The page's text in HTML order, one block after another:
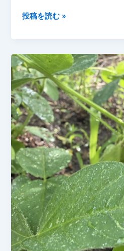
2026
月
7
日
き
ゅ
う
り
の
成
長
記
録
雄
花
を
発
見
投稿を読む »